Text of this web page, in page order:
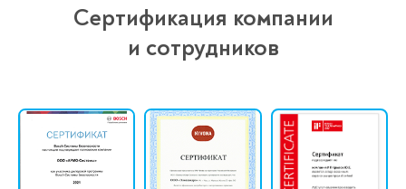
Сертификация компании
и сотрудников